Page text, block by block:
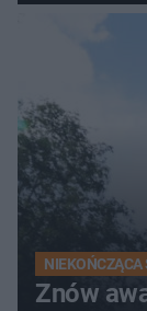
NIEKOŃCZĄCA
Znów